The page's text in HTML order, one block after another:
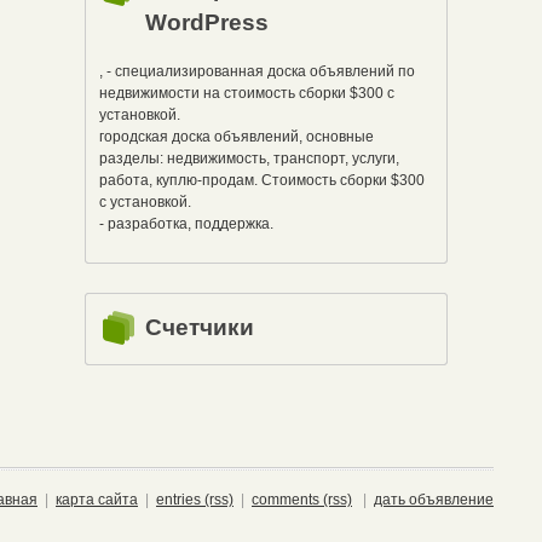
WordPress
, - специализированная доска объявлений по
недвижимости на стоимость сборки $300 с
установкой.
городская доска объявлений, основные
разделы: недвижимость, транспорт, услуги,
работа, куплю-продам. Стоимость сборки $300
с установкой.
- разработка, поддержка.
Счетчики
карта сайта entries (rss) comments (rss) дать объявление